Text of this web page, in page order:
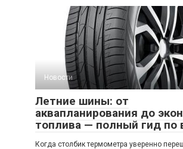
Новости
Летние шины: от
аквапланирования до
топлива — полный гид по
Когда столбик термометра уверенно